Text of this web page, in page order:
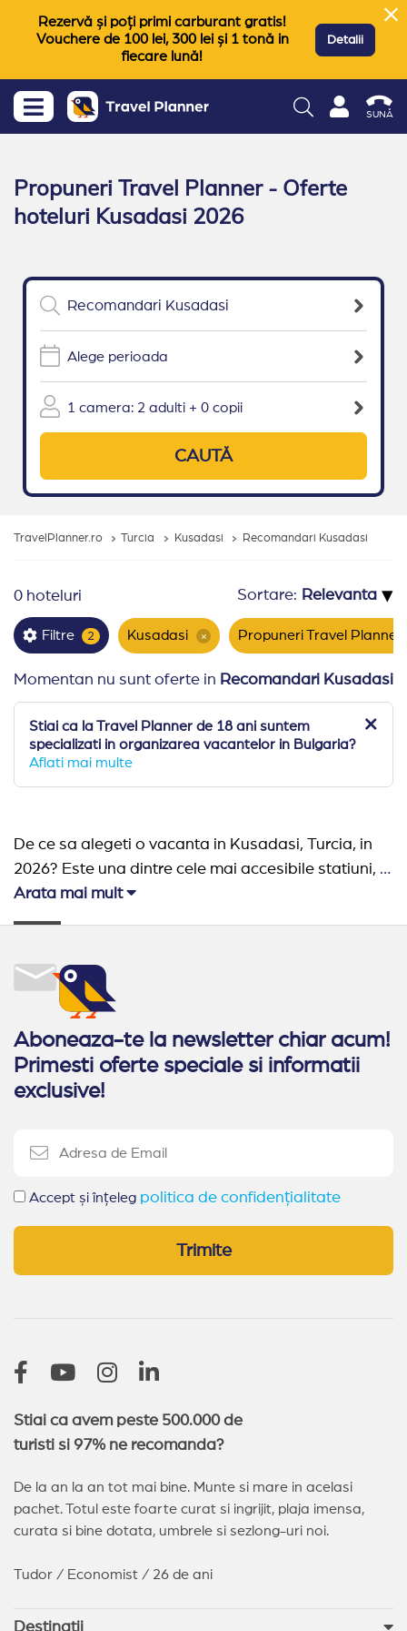
Rezervă și poți primi carburant gratis!
Vouchere de 100 lei, 300 lei și 1 tonă in
fiecare lună!
Detalii
SUNĂ
Propuneri Travel Planner - Oferte
hoteluri Kusadasi 2026
Alege perioada
1 camera: 2 adulti + 0 copii
CAUTĂ
TravelPlanner.ro Turcia Kusadasi Recomandari Kusadasi
0 hoteluri Sortare: ▾
Filtre 2 Kusadasi × Propuneri Travel Planner
Momentan nu sunt oferte in Recomandari Kusadasi
Stiai ca la Travel Planner de 18 ani suntem
specializati in organizarea vacantelor in Bulgaria?
Aflati mai multe
De ce sa alegeti o vacanta in Kusadasi, Turcia, in
2026? Este una dintre cele mai accesibile statiuni, in
care gasiti hoteluri pentru toate buzunarele. O zona
plina de istorie, in care puteti imbina cu succes
turistice, croazierele si shopping-ul. De aceea,
avem propuneri excelente pentru vacanta in
Kusadasi 2026, pe care vi le recomandam pentru
concedii de vis.
Arata mai mult
Aboneaza-te la newsletter chiar acum!
Primesti oferte speciale si informatii
exclusive!
Accept și înțeleg politica de confidențialitate
Trimite
Stiai ca avem peste 500.000 de
turisti si 97% ne recomanda?
De la an la an tot mai bine. Munte si mare in acelasi
pachet. Totul este foarte curat si ingrijit, plaja imensa,
curata si bine dotata, umbrele si sezlong-uri noi.
Tudor / Economist / 26 de ani
Destinatii